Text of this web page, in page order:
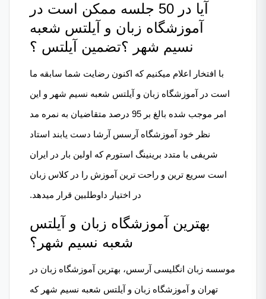
آیا در 50 جلسه ممکن است در
آموزشگاه زبان و آیلتس شعبه
نسیم شهر ؟تضمین آیلتس ؟
با افتخار اعلام میکنیم که اکنون رضایت شما سابقه ما
است در آموزشگاه زبان و آیلتس شعبه نسیم شهر و این
امر موجب شده بالغ بر 95 درصد متقاضیان به نمره مد
نظر خود آموزشگاه آرسس آرشا دست یابند استاد
شریفی با متدد برینینگ استورم که اولین بار در ایران
است سریع ترین و راحت ترین آموزش را در کلاس زبان
در اختیار داوطلبین قرار میدهد.
بهترین آموزشگاه زبان و آیلتس
شعبه نسیم شهر؟
موسسه زبان انگلیسی آرسس، بهترین آموزشگاه زبان در
تهران و آموزشگاه زبان و آیلتس شعبه نسیم شهر که